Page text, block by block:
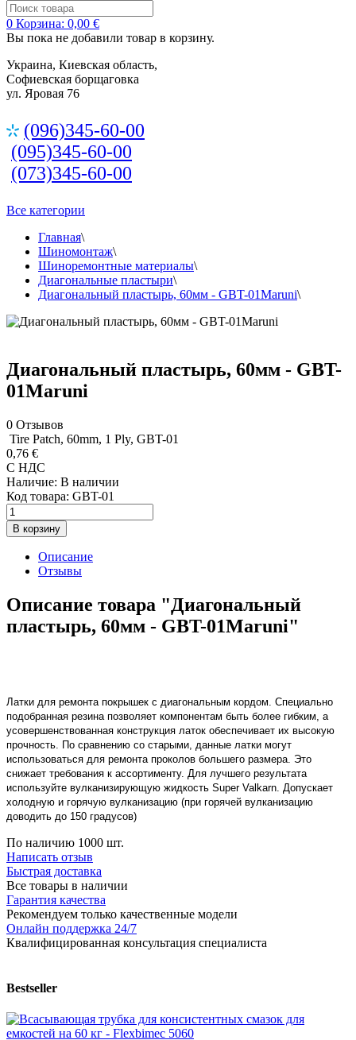
0 Корзина: 0,00 €
Вы пока не добавили товар в корзину.
Украина, Киевская область,
Софиевская борщаговка
ул. Яровая 76
(096)345-60-00
(095)345-60-00
(073)345-60-00
Все категории
Главная\
Шиномонтаж\
Шиноремонтные материалы\
Диагональные пластыри\
Диагональный пластырь, 60мм - GBT-01Maruni\
Диагональный пластырь, 60мм - GBT-
01Maruni
0 Отзывов
Tire Patch, 60mm, 1 Ply, GBT-01
0,76 €
С НДС
Наличие: В наличии
Код товара: GBT-01
В корзину
Описание
Отзывы
Описание товара "Диагональный
пластырь, 60мм - GBT-01Maruni"
Латки для ремонта покрышек с диагональным кордом. Специально
подобранная резина позволяет компонентам быть более гибким, а
усовершенствованная конструкция латок обеспечивает их высокую
прочность. По сравнению со старыми, данные латки могут
использоваться для ремонта проколов большего размера. Это
снижает требования к ассортименту. Для лучшего результата
используйте вулканизирующую жидкость Super Valkarn. Допускает
холодную и горячую вулканизацию (при горячей вулканизацию
доводить до 150 градусов)
По наличию 1000 шт.
Написать отзыв
Быстрая доставка
Все товары в наличии
Гарантия качества
Рекомендуем только качественные модели
Онлайн поддержка 24/7
Квалифицированная консультация специалиста
Bestseller